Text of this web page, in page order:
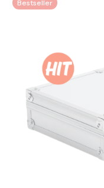
Bestseller